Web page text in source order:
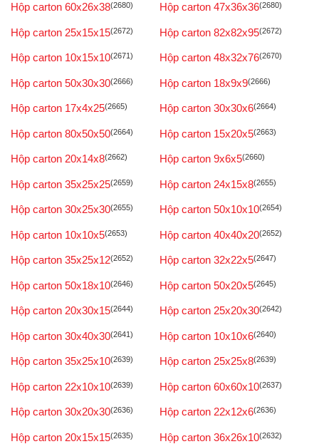
Hộp carton 60x26x38(2680) Hộp carton 47x36x36(2680)
Hộp carton 25x15x15(2672) Hộp carton 82x82x95(2672)
Hộp carton 10x15x10(2671) Hộp carton 48x32x76(2670)
Hộp carton 50x30x30(2666) Hộp carton 18x9x9(2666)
Hộp carton 17x4x25(2665) Hộp carton 30x30x6(2664)
Hộp carton 80x50x50(2664) Hộp carton 15x20x5(2663)
Hộp carton 20x14x8(2662) Hộp carton 9x6x5(2660)
Hộp carton 35x25x25(2659) Hộp carton 24x15x8(2655)
Hộp carton 30x25x30(2655) Hộp carton 50x10x10(2654)
Hộp carton 10x10x5(2653) Hộp carton 40x40x20(2652)
Hộp carton 35x25x12(2652) Hộp carton 32x22x5(2647)
Hộp carton 50x18x10(2646) Hộp carton 50x20x5(2645)
Hộp carton 20x30x15(2644) Hộp carton 25x20x30(2642)
Hộp carton 30x40x30(2641) Hộp carton 10x10x6(2640)
Hộp carton 35x25x10(2639) Hộp carton 25x25x8(2639)
Hộp carton 22x10x10(2639) Hộp carton 60x60x10(2637)
Hộp carton 30x20x30(2636) Hộp carton 22x12x6(2636)
Hộp carton 20x15x15(2635) Hộp carton 36x26x10(2632)